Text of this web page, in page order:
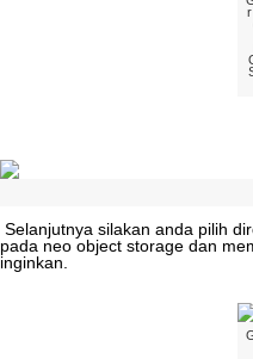
r
Selanjutnya silakan anda pilih
pada neo object storage dan
inginkan.